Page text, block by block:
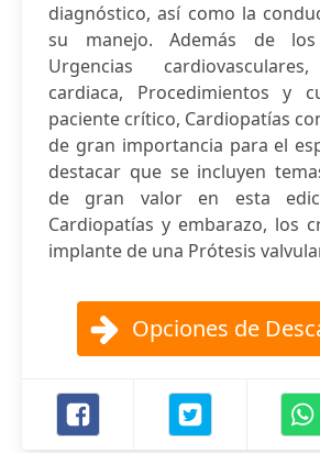
diagnóstico, así como la
su manejo. Además de
Urgencias
cardiaca, Procedimientos y
paciente crítico, Cardiopatías
de gran importancia para el
destacar que se incluyen
de gran valor en esta
Cardiopatías y embarazo, los
implante de una Prótesis
Opciones de